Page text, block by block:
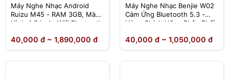
Máy Nghe Nhạc Android
Ruizu M45 - RAM 3GB, Màn
Hình 4.5 Inch, Wifi Bluetooth
40,000 đ ~ 1,890,000 đ
Máy Nghe Nhạc Benjie W02
Cảm Ứng Bluetooth 5.3 -
Hàng Chính Hãng Phân Phối
40,000 đ ~ 1,050,000 đ